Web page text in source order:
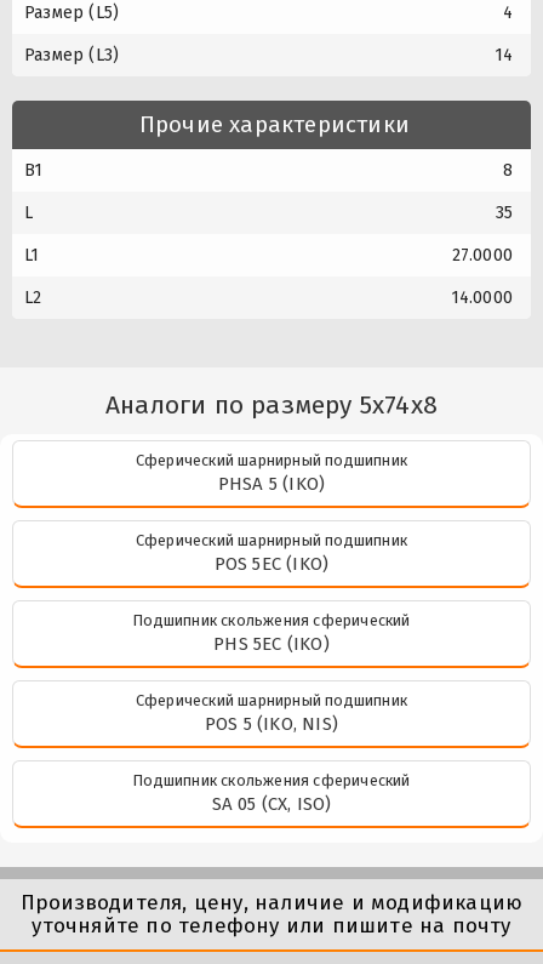
Размер (L5) 4
Размер (L3) 14
Прочие характеристики
B1 8
L 35
L1 27.0000
L2 14.0000
Аналоги по размеру 5x74x8
Сферический шарнирный подшипник
PHSA 5 (IKO)
Сферический шарнирный подшипник
POS 5EC (IKO)
Подшипник скольжения сферический
PHS 5EC (IKO)
Сферический шарнирный подшипник
POS 5 (IKO, NIS)
Подшипник скольжения сферический
SA 05 (CX, ISO)
Производителя, цену, наличие и модификацию
уточняйте по телефону или пишите на почту